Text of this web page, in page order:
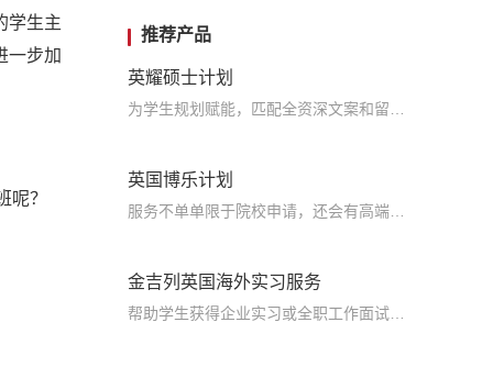
学生主
一步加
呢？
推荐产品
英耀硕士计划
英国博乐计划
金吉列英国海外实习服务